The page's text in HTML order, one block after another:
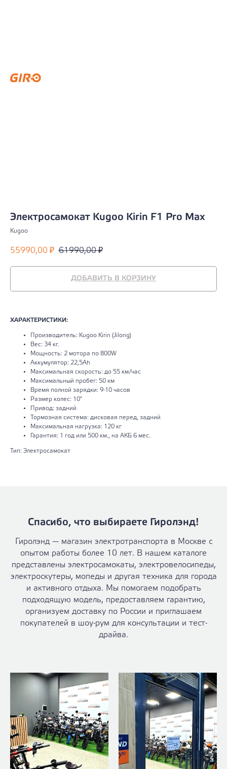
Электросамокат Kugoo Kirin F1 Pro Max
Kugoo
55990,00 ₽ 61990,00 ₽
ДОБАВИТЬ В КОРЗИНУ
ХАРАКТЕРИСТИКИ:
Производитель: Kugoo Kirin (Jilong)
Вес: 34 кг.
Мощность: 2 мотора по 800W
Аккумулятор: 22,5Ah
Максимальная скорость: до 55 км/час
Максимальный пробег: 50 км
Время полной зарядки: 9-10 часов
Размер колес: 10"
Привод: задний
Тормозная система: дисковая перед, задний
Максимальная нагрузка: 120 кг
Гарантия: 1 год или 500 км., на АКБ 6 мес.
Тип: Электросамокат
Спасибо, что выбираете Гиролэнд!
Гиролэнд — магазин электротранспорта в Москве с
опытом работы более 10 лет. В нашем каталоге
представлены электросамокаты, электровелосипеды,
электроскутеры, мопеды и другая техника для города
и активного отдыха. Мы помогаем подобрать
подходящую модель, предоставляем гарантию,
организуем доставку по России и приглашаем
покупателей в шоу-рум для консультации и тест-
драйва.